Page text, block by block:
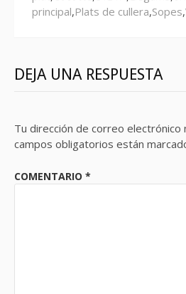
principal,Plats de cullera,Sopes,
DEJA UNA RESPUESTA
Tu dirección de correo electrónico
campos obligatorios están
COMENTARIO *